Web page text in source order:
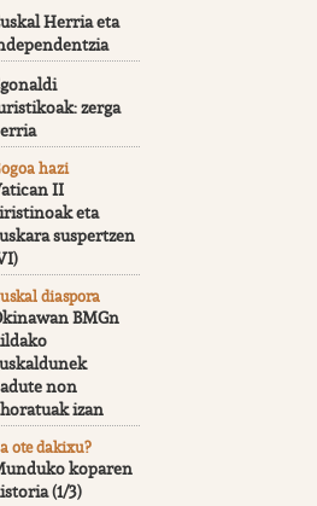
Herria eta
zerga
hazi
II
eta
suspertzen
diaspora
BMGn
non
izan
ote dakixu?
koparen
(1/3)